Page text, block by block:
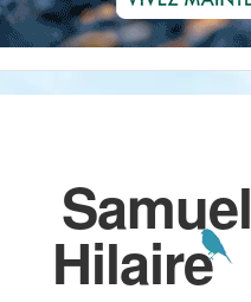
Samuel
Hilaire